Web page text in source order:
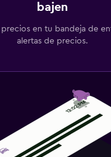
bajen
en tu bandeja de
alertas de precios.